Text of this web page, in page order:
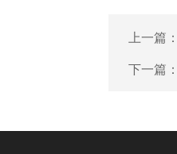
上一篇
下一篇